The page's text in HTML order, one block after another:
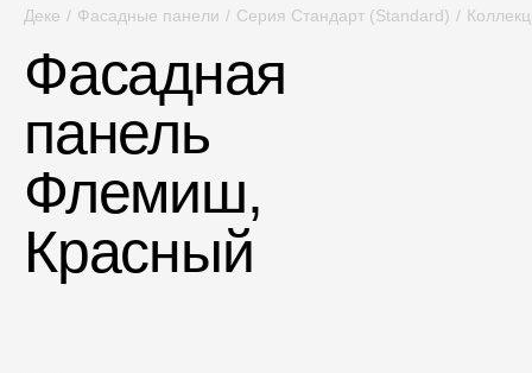
Сайдинг
Софиты
Фасадная плитка
Комплектующие для фасадов
Деке / Фасадные панели / Серия Стандарт (Standard) /
Фасадная
панель
Флемиш,
Красный